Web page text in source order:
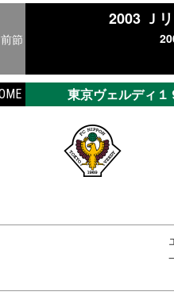
前節
2003 Ｊ
東京ヴェルディ１